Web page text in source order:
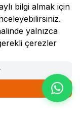
bilgi almak için
yalnızca
çerezler